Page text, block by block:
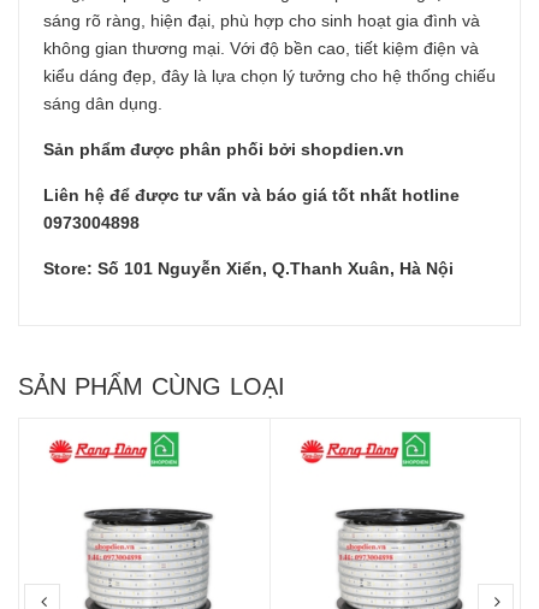
sáng rõ ràng, hiện đại, phù hợp cho sinh hoạt gia đình và
không gian thương mại. Với độ bền cao, tiết kiệm điện và
kiểu dáng đẹp, đây là lựa chọn lý tưởng cho hệ thống chiếu
sáng dân dụng.
Sản phẩm được phân phối bởi shopdien.vn
Liên hệ để được tư vấn và báo giá tốt nhất hotline
0973004898
Store: Số 101 Nguyễn Xiển, Q.Thanh Xuân, Hà Nội
SẢN PHẨM CÙNG LOẠI
prev